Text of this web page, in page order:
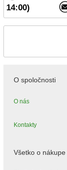
14:00)
O spoločnosti
O nás
Kontakty
Všetko o nákupe